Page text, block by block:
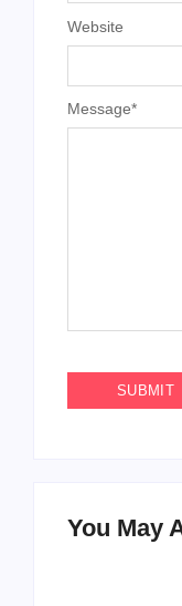
Message*
Website
You May